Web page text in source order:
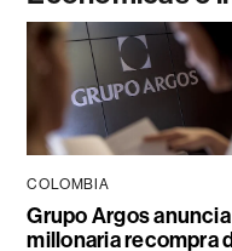
COLOMBIA
Grupo Argos anuncia
millonaria recompra